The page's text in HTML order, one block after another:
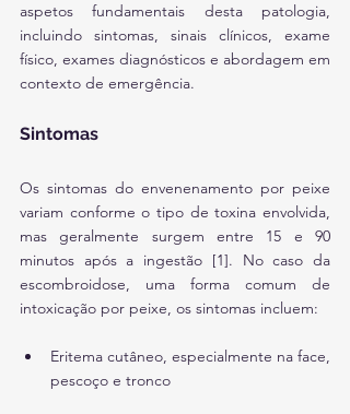
aspetos fundamentais desta patologia,
incluindo sintomas, sinais clínicos, exame
físico, exames diagnósticos e abordagem em
contexto de emergência.
Sintomas
Os sintomas do envenenamento por peixe
variam conforme o tipo de toxina envolvida,
mas geralmente surgem entre 15 e 90
minutos após a ingestão [1]. No caso da
escombroidose, uma forma comum de
intoxicação por peixe, os sintomas incluem:
Eritema cutâneo, especialmente na face,
pescoço e tronco